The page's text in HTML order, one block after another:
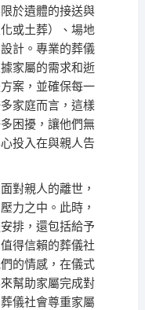
於遺體的接送與
或土葬）、場地
計。專業的葬儀
家屬的需求和逝
案，並確保每一
家庭而言，這樣
困擾，讓他們無
投入在與親人告
對親人的離世，
力之中。此時，
排，還包括給予
得信賴的葬儀社
的情感，在儀式
幫助家屬完成對
儀社會尊重家屬